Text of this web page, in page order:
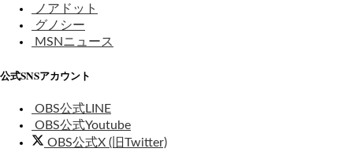
ノアドット
グノシー
MSNニュース
公式SNSアカウント
OBS公式LINE
OBS公式Youtube
OBS公式X (旧Twitter)